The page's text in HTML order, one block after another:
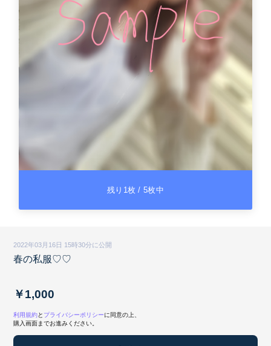
残り1枚 / 5枚中
2022年03月16日 15時30分に公開
春の私服♡♡
￥1,000
利用規約と プライバシーポリシーに同意の上、
購入画面までお進みください。